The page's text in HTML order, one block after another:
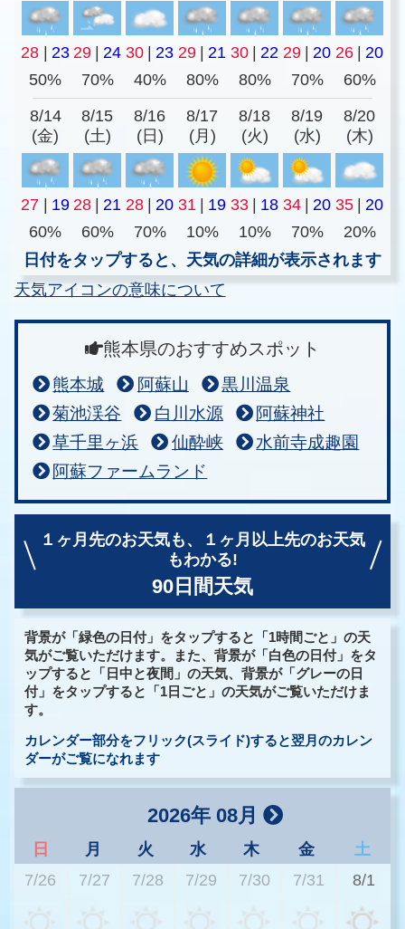
28 23 29 24 30 23 29 21 30 22 29 20 26
20
50%
70% 40% 80% 80% 70% 60%
8/14
(金)
8/15
(土)
8/16
(日)
8/17
(月)
8/18
(火)
8/19
(水)
8/20
(木)
27 19 28 21 28 20 31 19 33 18 34 20 35
20
60%
60% 70% 10% 10% 70%
20%
日付をタップすると、天気の詳細が表示されます
天気アイコンの意味について
熊本県のおすすめスポット
熊本城 阿蘇山
黒川温泉
菊池渓谷
白川水源
阿蘇神社
草千里ヶ浜
仙酔峡
水前寺成趣園
阿蘇ファームランド
１ヶ月先のお天気も、
１ヶ月以上先のお天気
もわかる!
90日間天気
背景が「緑色の日付」をタップすると「1時間ごと」の天
気がご覧いただけます。また、背景が「白色の日付」をタ
ップすると「日中と夜間」の天気、背景が「グレーの日
付」をタップすると「1日ごと」の天気がご覧いただけま
す。
カレンダー部分をフリック(スライド)すると翌月のカレン
ダーがご覧になれます
2026年 08月
日 月 火 水 木 金
土
7/26
7/27 7/28 7/29 7/30 7/31 8/1